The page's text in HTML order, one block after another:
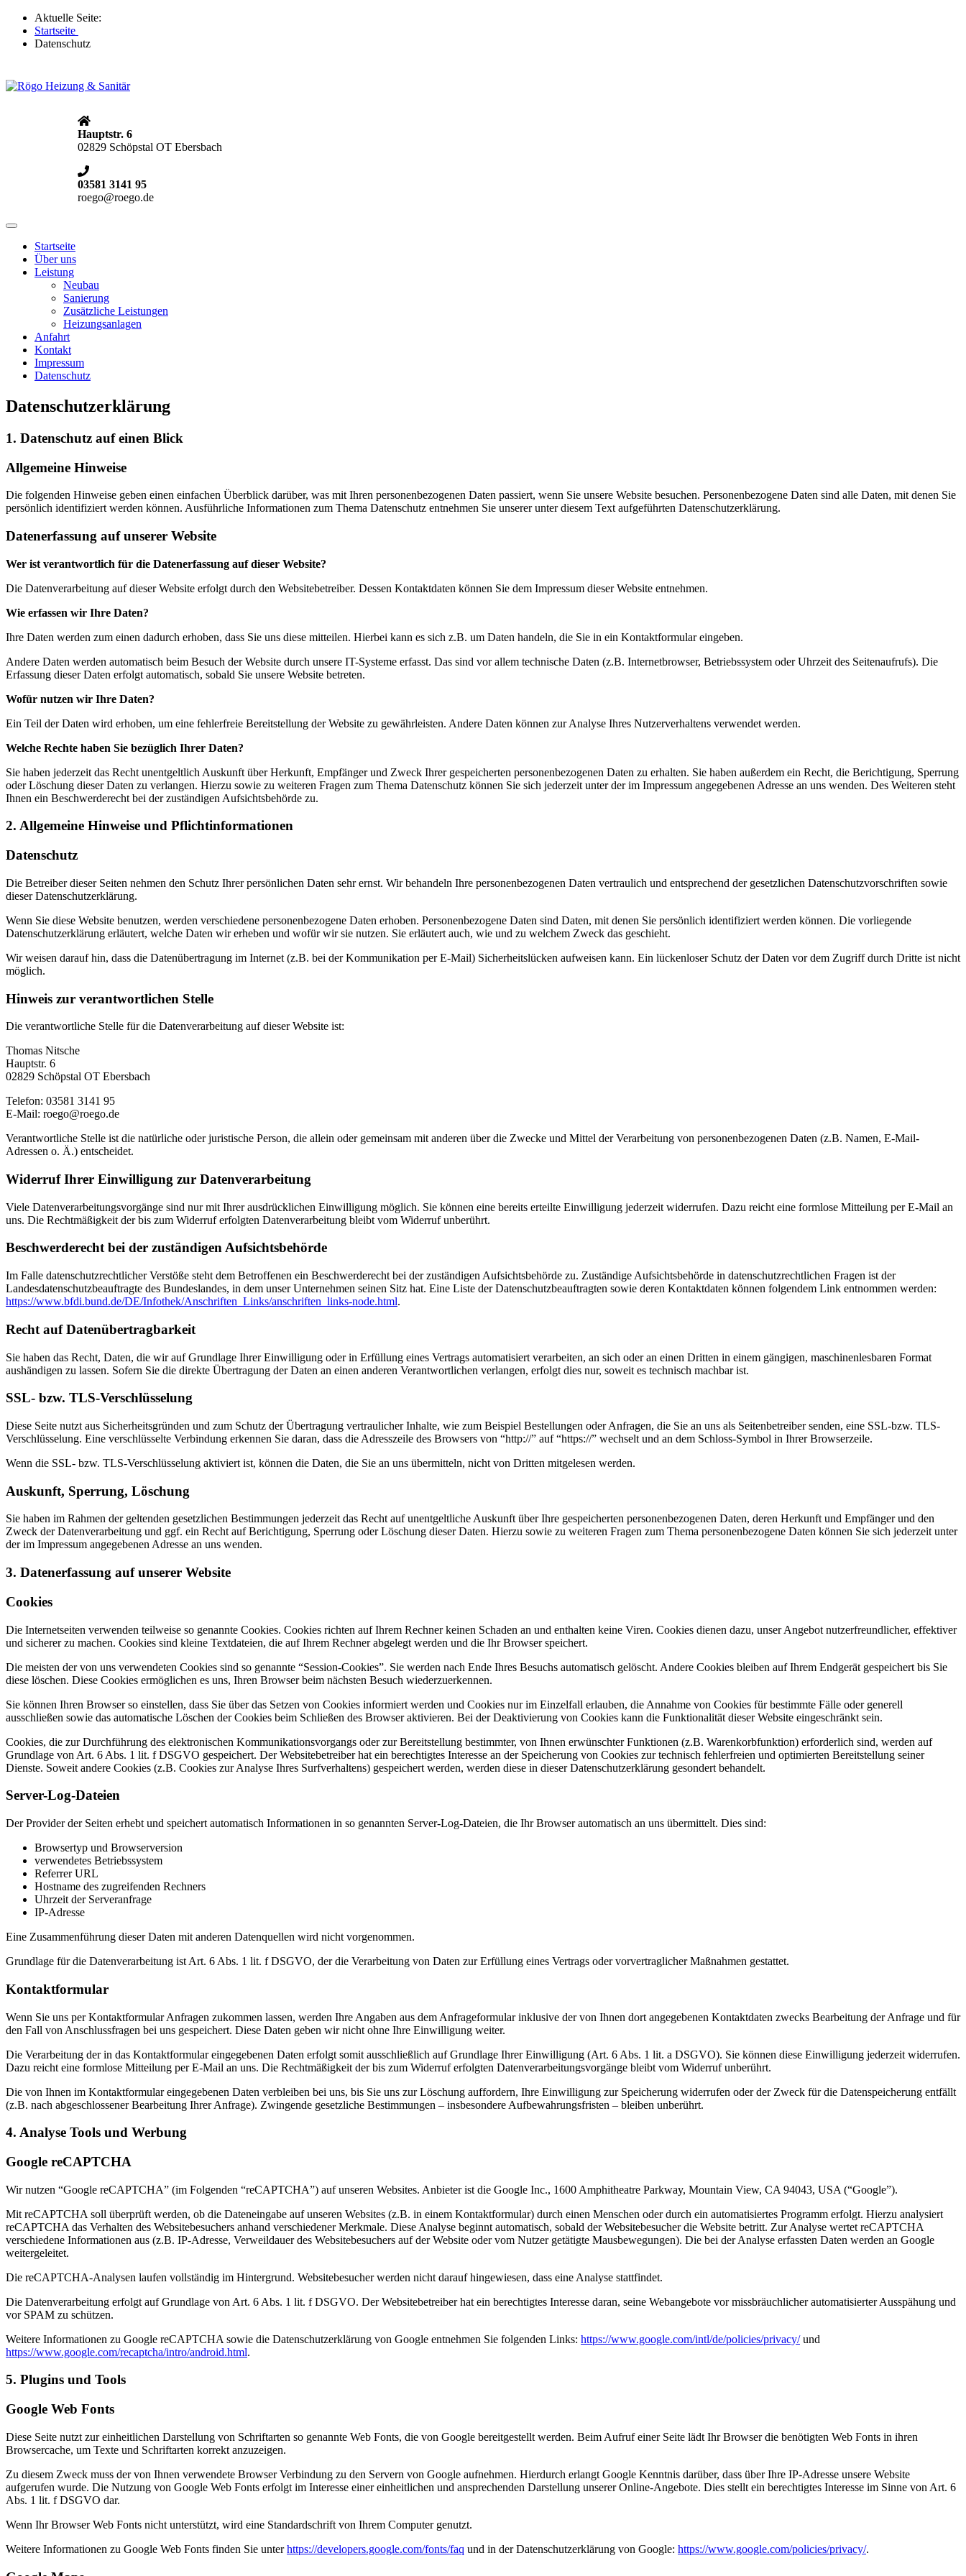
Aktuelle Seite:
Startseite
Datenschutz
Hauptstr. 6
02829 Schöpstal OT Ebersbach
03581 3141 95
roego@roego.de
Toggle
navigationStartseite
Über uns
Leistung
Neubau
Sanierung
Zusätzliche Leistungen
Heizungsanlagen
Anfahrt
Kontakt
Impressum
Datenschutz
Datenschutzerklärung
1. Datenschutz auf einen Blick
Allgemeine Hinweise
Die folgenden Hinweise geben einen einfachen Überblick darüber, was mit Ihren personenbezogenen Daten passiert, wenn Sie unsere Website besuchen. Personenbezogene Daten sind alle Daten, mit denen Sie
persönlich identifiziert werden können. Ausführliche Informationen zum Thema Datenschutz entnehmen Sie unserer unter diesem Text aufgeführten Datenschutzerklärung.
Datenerfassung auf unserer Website
Wer ist verantwortlich für die Datenerfassung auf dieser Website?
Die Datenverarbeitung auf dieser Website erfolgt durch den Websitebetreiber. Dessen Kontaktdaten können Sie dem Impressum dieser Website entnehmen.
Wie erfassen wir Ihre Daten?
Ihre Daten werden zum einen dadurch erhoben, dass Sie uns diese mitteilen. Hierbei kann es sich z.B. um Daten handeln, die Sie in ein Kontaktformular eingeben.
Andere Daten werden automatisch beim Besuch der Website durch unsere IT-Systeme erfasst. Das sind vor allem technische Daten (z.B. Internetbrowser, Betriebssystem oder Uhrzeit des Seitenaufrufs). Die
Erfassung dieser Daten erfolgt automatisch, sobald Sie unsere Website betreten.
Wofür nutzen wir Ihre Daten?
Ein Teil der Daten wird erhoben, um eine fehlerfreie Bereitstellung der Website zu gewährleisten. Andere Daten können zur Analyse Ihres Nutzerverhaltens verwendet werden.
Welche Rechte haben Sie bezüglich Ihrer Daten?
Sie haben jederzeit das Recht unentgeltlich Auskunft über Herkunft, Empfänger und Zweck Ihrer gespeicherten personenbezogenen Daten zu erhalten. Sie haben außerdem ein Recht, die Berichtigung, Sperrung
oder Löschung dieser Daten zu verlangen. Hierzu sowie zu weiteren Fragen zum Thema Datenschutz können Sie sich jederzeit unter der im Impressum angegebenen Adresse an uns wenden. Des Weiteren steht
Ihnen ein Beschwerderecht bei der zuständigen Aufsichtsbehörde zu.
2. Allgemeine Hinweise und Pflichtinformationen
Datenschutz
Die Betreiber dieser Seiten nehmen den Schutz Ihrer persönlichen Daten sehr ernst. Wir behandeln Ihre personenbezogenen Daten vertraulich und entsprechend der gesetzlichen Datenschutzvorschriften sowie
dieser Datenschutzerklärung.
Wenn Sie diese Website benutzen, werden verschiedene personenbezogene Daten erhoben. Personenbezogene Daten sind Daten, mit denen Sie persönlich identifiziert werden können. Die vorliegende
Datenschutzerklärung erläutert, welche Daten wir erheben und wofür wir sie nutzen. Sie erläutert auch, wie und zu welchem Zweck das geschieht.
Wir weisen darauf hin, dass die Datenübertragung im Internet (z.B. bei der Kommunikation per E-Mail) Sicherheitslücken aufweisen kann. Ein lückenloser Schutz der Daten vor dem Zugriff durch Dritte ist nicht
möglich.
Hinweis zur verantwortlichen Stelle
Die verantwortliche Stelle für die Datenverarbeitung auf dieser Website ist:
Thomas Nitsche
Hauptstr. 6
02829 Schöpstal OT Ebersbach
Telefon: 03581 3141 95
E-Mail: roego@roego.de
Verantwortliche Stelle ist die natürliche oder juristische Person, die allein oder gemeinsam mit anderen über die Zwecke und Mittel der Verarbeitung von personenbezogenen Daten (z.B. Namen, E-Mail-
Adressen o. Ä.) entscheidet.
Widerruf Ihrer Einwilligung zur Datenverarbeitung
Viele Datenverarbeitungsvorgänge sind nur mit Ihrer ausdrücklichen Einwilligung möglich. Sie können eine bereits erteilte Einwilligung jederzeit widerrufen. Dazu reicht eine formlose Mitteilung per E-Mail an
uns. Die Rechtmäßigkeit der bis zum Widerruf erfolgten Datenverarbeitung bleibt vom Widerruf unberührt.
Beschwerderecht bei der zuständigen Aufsichtsbehörde
Im Falle datenschutzrechtlicher Verstöße steht dem Betroffenen ein Beschwerderecht bei der zuständigen Aufsichtsbehörde zu. Zuständige Aufsichtsbehörde in datenschutzrechtlichen Fragen ist der
Landesdatenschutzbeauftragte des Bundeslandes, in dem unser Unternehmen seinen Sitz hat. Eine Liste der Datenschutzbeauftragten sowie deren Kontaktdaten können folgendem Link entnommen werden:
https://www.bfdi.bund.de/DE/Infothek/Anschriften_Links/anschriften_links-node.html.
Recht auf Datenübertragbarkeit
Sie haben das Recht, Daten, die wir auf Grundlage Ihrer Einwilligung oder in Erfüllung eines Vertrags automatisiert verarbeiten, an sich oder an einen Dritten in einem gängigen, maschinenlesbaren Format
aushändigen zu lassen. Sofern Sie die direkte Übertragung der Daten an einen anderen Verantwortlichen verlangen, erfolgt dies nur, soweit es technisch machbar ist.
SSL- bzw. TLS-Verschlüsselung
Diese Seite nutzt aus Sicherheitsgründen und zum Schutz der Übertragung vertraulicher Inhalte, wie zum Beispiel Bestellungen oder Anfragen, die Sie an uns als Seitenbetreiber senden, eine SSL-bzw. TLS-
Verschlüsselung. Eine verschlüsselte Verbindung erkennen Sie daran, dass die Adresszeile des Browsers von “http://” auf “https://” wechselt und an dem Schloss-Symbol in Ihrer Browserzeile.
Wenn die SSL- bzw. TLS-Verschlüsselung aktiviert ist, können die Daten, die Sie an uns übermitteln, nicht von Dritten mitgelesen werden.
Auskunft, Sperrung, Löschung
Sie haben im Rahmen der geltenden gesetzlichen Bestimmungen jederzeit das Recht auf unentgeltliche Auskunft über Ihre gespeicherten personenbezogenen Daten, deren Herkunft und Empfänger und den
Zweck der Datenverarbeitung und ggf. ein Recht auf Berichtigung, Sperrung oder Löschung dieser Daten. Hierzu sowie zu weiteren Fragen zum Thema personenbezogene Daten können Sie sich jederzeit unter
der im Impressum angegebenen Adresse an uns wenden.
3. Datenerfassung auf unserer Website
Cookies
Die Internetseiten verwenden teilweise so genannte Cookies. Cookies richten auf Ihrem Rechner keinen Schaden an und enthalten keine Viren. Cookies dienen dazu, unser Angebot nutzerfreundlicher, effektiver
und sicherer zu machen. Cookies sind kleine Textdateien, die auf Ihrem Rechner abgelegt werden und die Ihr Browser speichert.
Die meisten der von uns verwendeten Cookies sind so genannte “Session-Cookies”. Sie werden nach Ende Ihres Besuchs automatisch gelöscht. Andere Cookies bleiben auf Ihrem Endgerät gespeichert bis Sie
diese löschen. Diese Cookies ermöglichen es uns, Ihren Browser beim nächsten Besuch wiederzuerkennen.
Sie können Ihren Browser so einstellen, dass Sie über das Setzen von Cookies informiert werden und Cookies nur im Einzelfall erlauben, die Annahme von Cookies für bestimmte Fälle oder generell
ausschließen sowie das automatische Löschen der Cookies beim Schließen des Browser aktivieren. Bei der Deaktivierung von Cookies kann die Funktionalität dieser Website eingeschränkt sein.
Cookies, die zur Durchführung des elektronischen Kommunikationsvorgangs oder zur Bereitstellung bestimmter, von Ihnen erwünschter Funktionen (z.B. Warenkorbfunktion) erforderlich sind, werden auf
Grundlage von Art. 6 Abs. 1 lit. f DSGVO gespeichert. Der Websitebetreiber hat ein berechtigtes Interesse an der Speicherung von Cookies zur technisch fehlerfreien und optimierten Bereitstellung seiner
Dienste. Soweit andere Cookies (z.B. Cookies zur Analyse Ihres Surfverhaltens) gespeichert werden, werden diese in dieser Datenschutzerklärung gesondert behandelt.
Server-Log-Dateien
Der Provider der Seiten erhebt und speichert automatisch Informationen in so genannten Server-Log-Dateien, die Ihr Browser automatisch an uns übermittelt. Dies sind:
Browsertyp und Browserversion
verwendetes Betriebssystem
Referrer URL
Hostname des zugreifenden Rechners
Uhrzeit der Serveranfrage
IP-Adresse
Eine Zusammenführung dieser Daten mit anderen Datenquellen wird nicht vorgenommen.
Grundlage für die Datenverarbeitung ist Art. 6 Abs. 1 lit. f DSGVO, der die Verarbeitung von Daten zur Erfüllung eines Vertrags oder vorvertraglicher Maßnahmen gestattet.
Kontaktformular
Wenn Sie uns per Kontaktformular Anfragen zukommen lassen, werden Ihre Angaben aus dem Anfrageformular inklusive der von Ihnen dort angegebenen Kontaktdaten zwecks Bearbeitung der Anfrage und für
den Fall von Anschlussfragen bei uns gespeichert. Diese Daten geben wir nicht ohne Ihre Einwilligung weiter.
Die Verarbeitung der in das Kontaktformular eingegebenen Daten erfolgt somit ausschließlich auf Grundlage Ihrer Einwilligung (Art. 6 Abs. 1 lit. a DSGVO). Sie können diese Einwilligung jederzeit widerrufen.
Dazu reicht eine formlose Mitteilung per E-Mail an uns. Die Rechtmäßigkeit der bis zum Widerruf erfolgten Datenverarbeitungsvorgänge bleibt vom Widerruf unberührt.
Die von Ihnen im Kontaktformular eingegebenen Daten verbleiben bei uns, bis Sie uns zur Löschung auffordern, Ihre Einwilligung zur Speicherung widerrufen oder der Zweck für die Datenspeicherung entfällt
(z.B. nach abgeschlossener Bearbeitung Ihrer Anfrage). Zwingende gesetzliche Bestimmungen – insbesondere Aufbewahrungsfristen – bleiben unberührt.
4. Analyse Tools und Werbung
Google reCAPTCHA
Wir nutzen “Google reCAPTCHA” (im Folgenden “reCAPTCHA”) auf unseren Websites. Anbieter ist die Google Inc., 1600 Amphitheatre Parkway, Mountain View, CA 94043, USA (“Google”).
Mit reCAPTCHA soll überprüft werden, ob die Dateneingabe auf unseren Websites (z.B. in einem Kontaktformular) durch einen Menschen oder durch ein automatisiertes Programm erfolgt. Hierzu analysiert
reCAPTCHA das Verhalten des Websitebesuchers anhand verschiedener Merkmale. Diese Analyse beginnt automatisch, sobald der Websitebesucher die Website betritt. Zur Analyse wertet reCAPTCHA
verschiedene Informationen aus (z.B. IP-Adresse, Verweildauer des Websitebesuchers auf der Website oder vom Nutzer getätigte Mausbewegungen). Die bei der Analyse erfassten Daten werden an Google
weitergeleitet.
Die reCAPTCHA-Analysen laufen vollständig im Hintergrund. Websitebesucher werden nicht darauf hingewiesen, dass eine Analyse stattfindet.
Die Datenverarbeitung erfolgt auf Grundlage von Art. 6 Abs. 1 lit. f DSGVO. Der Websitebetreiber hat ein berechtigtes Interesse daran, seine Webangebote vor missbräuchlicher automatisierter Ausspähung und
vor SPAM zu schützen.
Weitere Informationen zu Google reCAPTCHA sowie die Datenschutzerklärung von Google entnehmen Sie folgenden Links: https://www.google.com/intl/de/policies/privacy/und
https://www.google.com/recaptcha/intro/android.html.
5. Plugins und Tools
Google Web Fonts
Diese Seite nutzt zur einheitlichen Darstellung von Schriftarten so genannte Web Fonts, die von Google bereitgestellt werden. Beim Aufruf einer Seite lädt Ihr Browser die benötigten Web Fonts in ihren
Browsercache, um Texte und Schriftarten korrekt anzuzeigen.
Zu diesem Zweck muss der von Ihnen verwendete Browser Verbindung zu den Servern von Google aufnehmen. Hierdurch erlangt Google Kenntnis darüber, dass über Ihre IP-Adresse unsere Website
aufgerufen wurde. Die Nutzung von Google Web Fonts erfolgt im Interesse einer einheitlichen und ansprechenden Darstellung unserer Online-Angebote. Dies stellt ein berechtigtes Interesse im Sinne von Art. 6
Abs. 1 lit. f DSGVO dar.
Wenn Ihr Browser Web Fonts nicht unterstützt, wird eine Standardschrift von Ihrem Computer genutzt.
Weitere Informationen zu Google Web Fonts finden Sie unterhttps://developers.google.com/fonts/faq und in der Datenschutzerklärung von Google: https://www.google.com/policies/privacy/.